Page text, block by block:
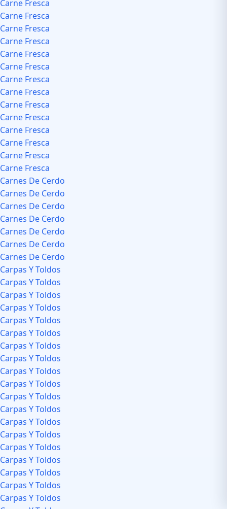
Carne Fresca
Carne Fresca
Carne Fresca
Carne Fresca
Carne Fresca
Carne Fresca
Carne Fresca
Carne Fresca
Carne Fresca
Carne Fresca
Carne Fresca
Carne Fresca
Carne Fresca
Carne Fresca
Carnes De Cerdo
Carnes De Cerdo
Carnes De Cerdo
Carnes De Cerdo
Carnes De Cerdo
Carnes De Cerdo
Carnes De Cerdo
Carpas Y Toldos
Carpas Y Toldos
Carpas Y Toldos
Carpas Y Toldos
Carpas Y Toldos
Carpas Y Toldos
Carpas Y Toldos
Carpas Y Toldos
Carpas Y Toldos
Carpas Y Toldos
Carpas Y Toldos
Carpas Y Toldos
Carpas Y Toldos
Carpas Y Toldos
Carpas Y Toldos
Carpas Y Toldos
Carpas Y Toldos
Carpas Y Toldos
Carpas Y Toldos